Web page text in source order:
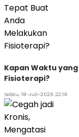
Kapan Waktu
Fisioterapi?
Sabtu, 18-Juli-2026 22:19